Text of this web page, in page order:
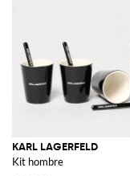
KARL LAGERFELD
Kit hombre